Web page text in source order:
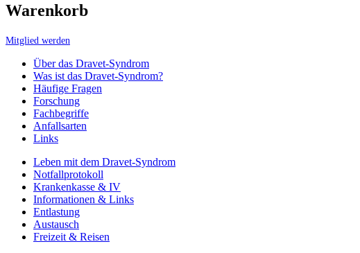
Warenkorb
Mitglied werden
Über das Dravet-Syndrom
Was ist das Dravet-Syndrom?
Häufige Fragen
Forschung
Fachbegriffe
Anfallsarten
Links
Leben mit dem Dravet-Syndrom
Notfallprotokoll
Krankenkasse & IV
Informationen & Links
Entlastung
Austausch
Freizeit & Reisen